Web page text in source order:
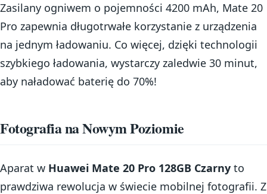
Zasilany ogniwem o pojemności 4200 mAh, Mate 20
Pro zapewnia długotrwałe korzystanie z urządzenia
na jednym ładowaniu. Co więcej, dzięki technologii
szybkiego ładowania, wystarczy zaledwie 30 minut,
aby naładować baterię do 70%!
Fotografia na Nowym Poziomie
Aparat w Huawei Mate 20 Pro 128GB Czarny to
prawdziwa rewolucja w świecie mobilnej fotografii. Z